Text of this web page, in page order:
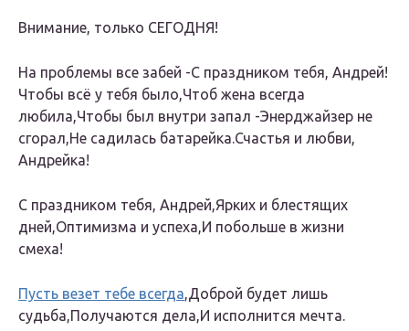
Внимание, только СЕГОДНЯ!
На проблемы все забей -С праздником тебя, Андрей!
Чтобы всё у тебя было,Чтоб жена всегда
любила,Чтобы был внутри запал -Энерджайзер не
сгорал,Не садилась батарейка.Счастья и любви,
Андрейка!
С праздником тебя, Андрей,Ярких и блестящих
дней,Оптимизма и успеха,И побольше в жизни
смеха!
Пусть везет тебе всегда,Доброй будет лишь
судьба,Получаются дела,И исполнится мечта.